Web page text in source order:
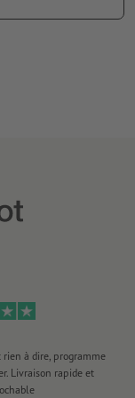
imprimé
rien à dire, programme
Livraison rapide et